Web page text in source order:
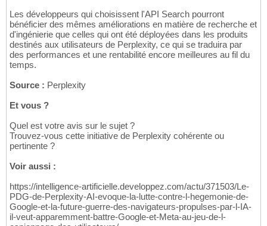
Les développeurs qui choisissent l'API Search pourront
bénéficier des mêmes améliorations en matière de recherche et
d'ingénierie que celles qui ont été déployées dans les produits
destinés aux utilisateurs de Perplexity, ce qui se traduira par
des performances et une rentabilité encore meilleures au fil du
temps.
Source : Perplexity
Et vous ?
Quel est votre avis sur le sujet ?
Trouvez-vous cette initiative de Perplexity cohérente ou
pertinente ?
Voir aussi :
https://intelligence-artificielle.developpez.com/actu/371503/Le-
PDG-de-Perplexity-AI-evoque-la-lutte-contre-l-hegemonie-de-
Google-et-la-future-guerre-des-navigateurs-propulses-par-l-IA-
il-veut-apparemment-battre-Google-et-Meta-au-jeu-de-l-